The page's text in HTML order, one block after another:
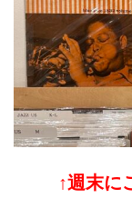
↑週末に